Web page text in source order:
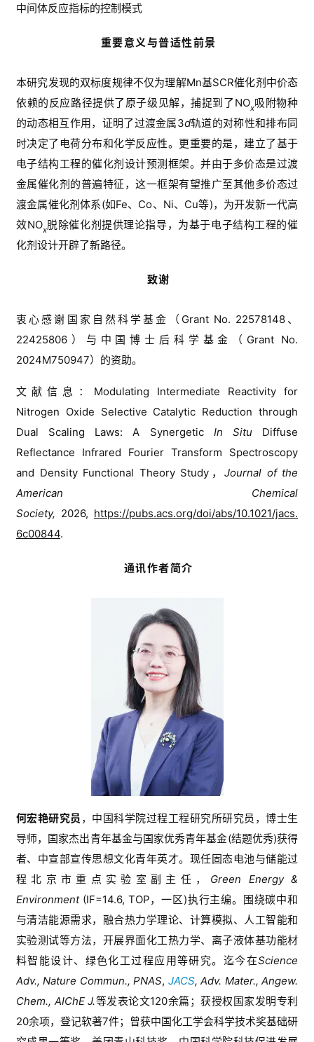
题
培
训
测
试
干
货
顶
刊
学
术
招
免
费
料
下
载
中间体反应指标的控制模式
重要意义与普适性前景
本研究发现的双标度规律不仅为理解Mn基SCR催化剂中价态
依赖的反应路径提供了原子级见解，捕捉到了 NOx吸附物种
的动态相互作用，证明了过渡金属3d轨道的对称性和排布同
时决定了电荷分布和化学反应性。更重要的是，建立了基于
电子结构工程的催化剂设计预测框架。并由于多价态是过渡
金属催化剂的普遍特征，这一框架有望推广至其他多价态过
渡金属催化剂体系(如Fe、 Co、 Ni、 Cu等)，为开发新一代高
效NOx脱除催化剂提供理论指导，为基于电子结构工程的催
化剂设计开辟了新路径。
致谢
衷心感谢国家自然科学基金（ Grant No. 22578148、
22425806 ） 与 中国博士后科学基金（ Grant No.
2024M750947） 的资助。
文献信息： Modulating Intermediate Reactivity for
Nitrogen Oxide Selective Catalytic Reduction through
Dual Scaling Laws: A Synergetic In Situ Diffuse
Reflectance Infrared Fourier Transform Spectroscopy
and Density Functional Theory Study ， Journal of the
American Chemical
Society, 2026, https://pubs.acs.org/doi/abs/10.1021/jacs.
6c00844.
通讯作者简介
何宏艳研究员 ，中国科学院过程工程研究所研究员，博士生
导师，国家杰出青年基金与国家优秀青年基金(结题优秀)获得
者、中宣部宣传思想文化青年英才。现任固态电池与储能过
程北京市重点实验室副主任， Green Energy &
Environment (IF=14.6, TOP，一区)执行主编。围绕碳中和
与清洁能源需求， 融合热力学理论、计算模拟、人工智能和
实验测试等方法， 开展界面化工热力学、 离子液体基功能材
料智能设计、 绿色化工过程应用等研究。迄今在Science
Adv., Nature Commun., PNAS, JACS, Adv. Mater., Angew.
Chem., AIChE J.等发表论文120余篇；获授权国家发明专利
20余项，登记软著7件；曾获中国化工学会科学技术奖基础研